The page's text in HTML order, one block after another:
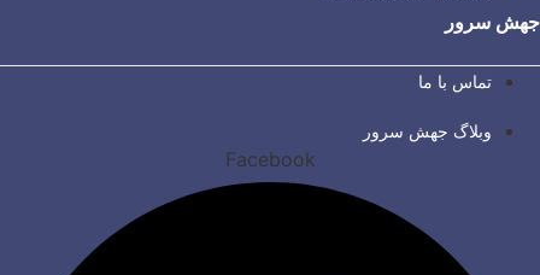
جهش سرور
تماس با ما
وبلاگ جهش سرور
Facebook